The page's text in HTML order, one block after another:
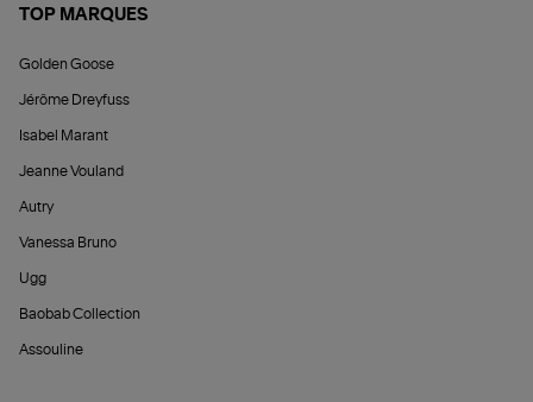
TOP MARQUES
Golden Goose
Jérôme Dreyfuss
Isabel Marant
Jeanne Vouland
Autry
Vanessa Bruno
Ugg
Baobab Collection
Assouline